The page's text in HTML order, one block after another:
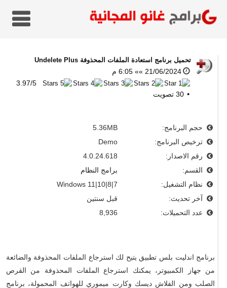
تحميل برنامج استعادة الملفات المحذوفة Undelete Plus
21/06/2024 »» 6:05 م
3.97/5
30تصويت
حجم البرنامج:
5.36MB
ترخيص البرنامج:
Demo
رقم الاصدار:
4.0.24.618
القسم:
برامج النظام
نظام التشغيل:
Windows 11|10|8|7
آخر تحديث:
قبل سنتين
عدد التحميلات:
8,936
برنامج اندليت بلس تطبيق يتيح لك استرجاع الملفات المحذوفة والضائعة
من جهاز الكمبيوتر، يمكنك استرجاع الملفات المحذوفة من القرص
الصلب ومن الفلاش ديسك وكارت ميموري للهواتف المحمولة، برنامج